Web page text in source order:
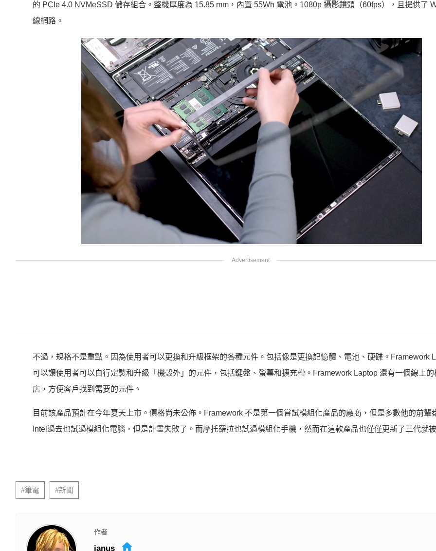
的 PCIe 4.0 NVMeSSD 儲存組合。整機厚度為 15.85 mm，內置 55Wh 電池。1080p 攝影鏡頭（60fps），且提供了
線網路。
不過，規格不是重點。因為使用者可以更換和升級框架的各種元件。包括像是更換記憶體、電池、硬碟。Framework
可以讓使用者可以自行定製和升級「機殼外」的元件，包括鍵盤、螢幕和擴充槽。Framework Laptop 還有一個線上的
店，方便客戶找到需要的元件。
目前該產品預計在今年夏天上市。價格尚未公佈。Framework 不是第一個嘗試模組化產品的廠商，但是多數他的前輩
Intel過去也試過模組化電腦，但是計畫失敗了。而摩托羅拉也試過模組化手機，然而在這款產品也僅僅更新了三代就
延伸閱讀
1/2機率淪陷！你是好男人還是渣男？關鍵在這
29顆鏡頭也抓不到一個賊？舊金山竊賊搭Waymo自駕車逃逸，隱私保護政策竟成警方辦案最大阻礙